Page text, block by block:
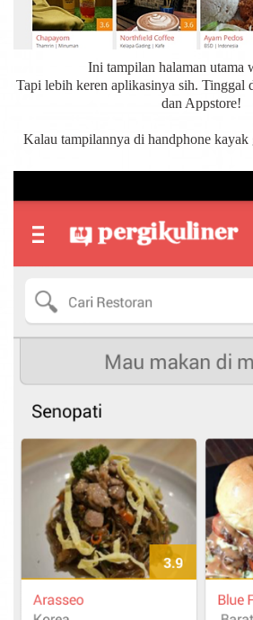
Ini tampilan halaman utama
Tapi lebih keren aplikasinya sih. Tinggal
dan Appstore!
Kalau tampilannya di handphone kayak